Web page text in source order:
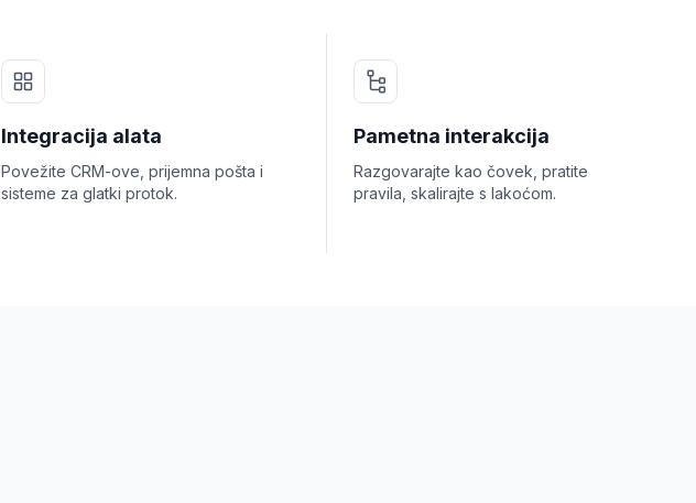
Integracija alata
Povežite CRM-ove, prijemna pošta i
sisteme za glatki protok.
Pametna interakcija
Razgovarajte kao čovek, pratite
pravila, skalirajte s lakoćom.